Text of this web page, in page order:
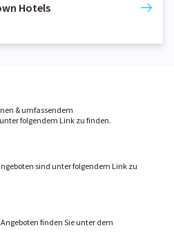
Hotels
& umfassendem
folgendem Link zu finden.
sind unter folgendem Link zu
finden Sie unter dem